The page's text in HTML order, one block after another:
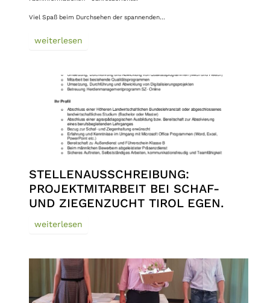
Viel Spaß beim Durchsehen der spannenden…
weiterlesen
STELLENAUSSCHREIBUNG:
PROJEKTMITARBEIT BEI SCHAF-
UND ZIEGENZUCHT TIROL EGEN.
weiterlesen